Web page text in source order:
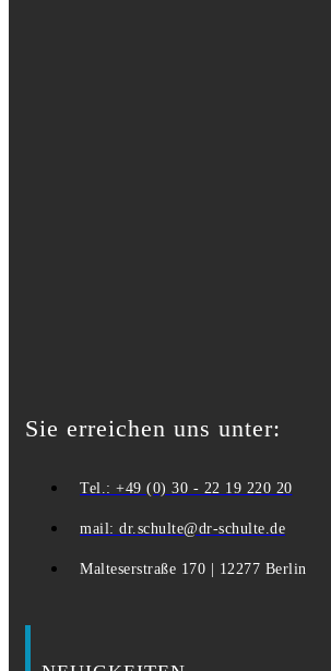
Sie erreichen uns unter:
Tel.: +49 (0) 30 - 22 19 220 20
mail: dr.schulte@dr-schulte.de
Malteserstraße 170 | 12277 Berlin